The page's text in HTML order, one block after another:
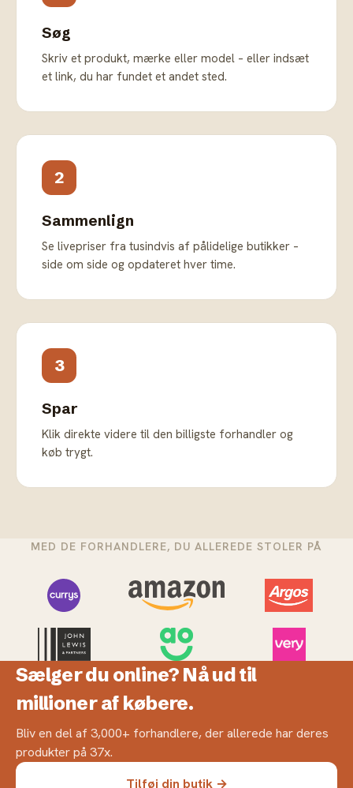
Søg
Skriv et produkt, mærke eller model – eller indsæt
et link, du har fundet et andet sted.
2
Sammenlign
Se livepriser fra tusindvis af pålidelige butikker –
side om side og opdateret hver time.
3
Spar
Klik direkte videre til den billigste forhandler og
køb trygt.
MED DE FORHANDLERE, DU ALLEREDE STOLER PÅ
Sælger du online? Nå ud til
millioner af købere.
Bliv en del af 3,000+ forhandlere, der allerede har deres
produkter på 37x.
Tilføj din butik →